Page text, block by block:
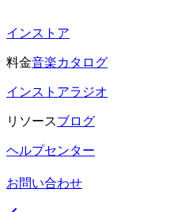
インストア
料金音楽カタログ
インストアラジオ
リソースブログ
ヘルプセンター
お問い合わせ